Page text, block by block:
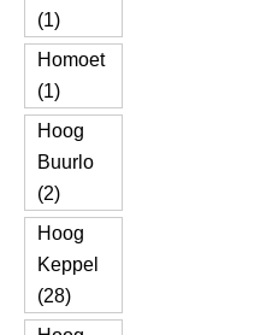
(1)
Homoet
(1)
Hoog
Buurlo
(2)
Hoog
Keppel
(28)